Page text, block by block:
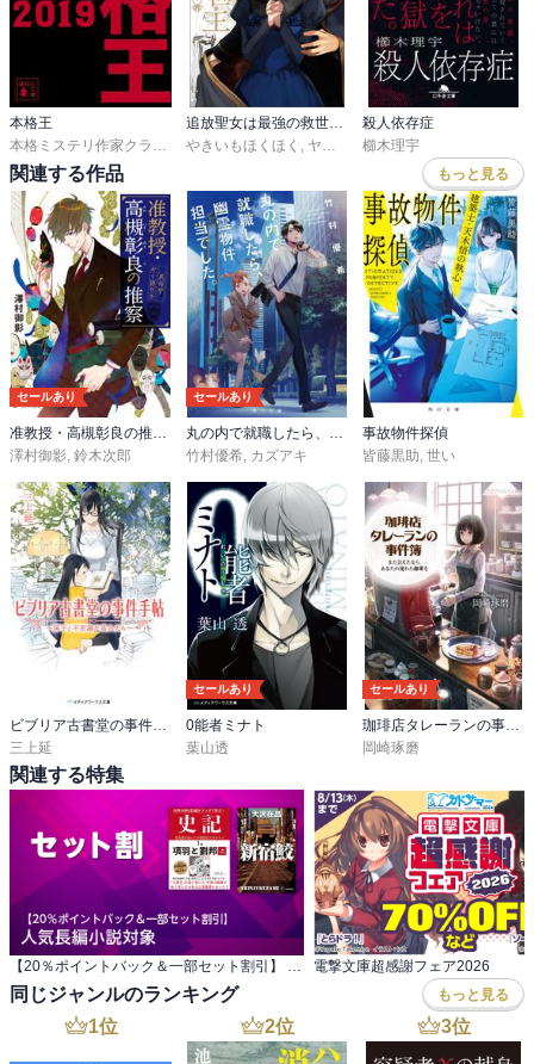
本格王
東川篤哉,白川尚史 笛吹太郎 ,長岡弘樹
やきいもほくほく
ヤマウチシズ
殺人依存症
櫛木理宇
関連する作品 もっと見る
セールあり
准教授・高槻彰良の推察 民俗学かく語りき
澤村御影, 鈴木次郎
セールあり
丸の内で就職したら、幽霊物件担当でした。
竹村優希, カズアキ
事故物件探偵
皆藤黒助, 世い
三上延
セールあり
0能者ミナト
葉山透
セールあり
岡崎琢磨
関連する特集
電撃文庫超感謝フェア2026
同じジャンルのランキング もっと見る
1位 2位 3位